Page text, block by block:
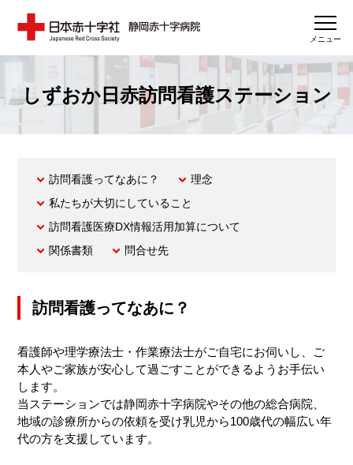
メニュー
しずおか日赤訪問看護ステーション
訪問看護ってなあに？
理念
私たちが大切にしていること
訪問看護医療DX情報活用加算について
関係書類
問合せ先
訪問看護ってなあに？
看護師や理学療法士・作業療法士がご自宅にお伺いし、ご
本人やご家族が安心して過ごすことができるようお手伝い
します。
当ステーションでは静岡赤十字病院やその他の総合病院、
地域の診療所からの依頼を受け乳児から100歳代の幅広い年
代の方を支援しています。